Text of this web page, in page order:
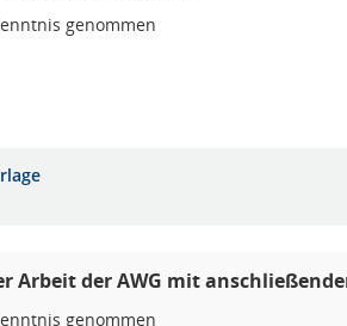
genommen
Arbeit der AWG mit
genommen